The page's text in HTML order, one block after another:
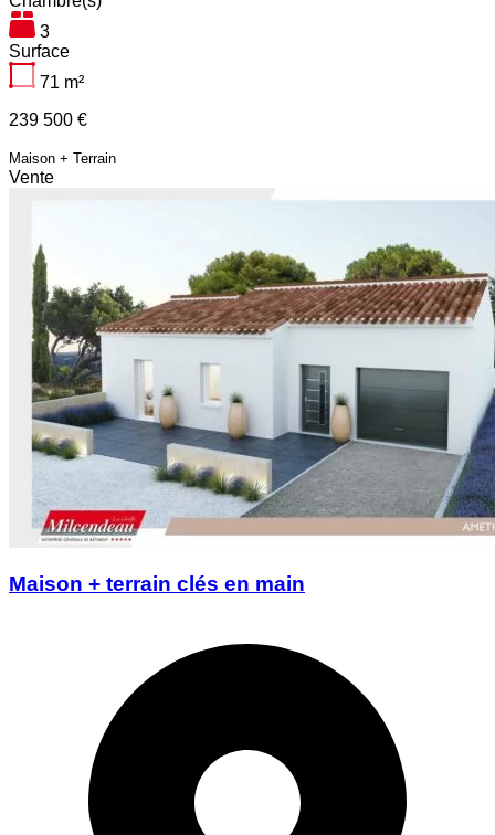
3
Surface
71 m²
239 500 €
Maison + Terrain
Vente
Maison + terrain clés en main